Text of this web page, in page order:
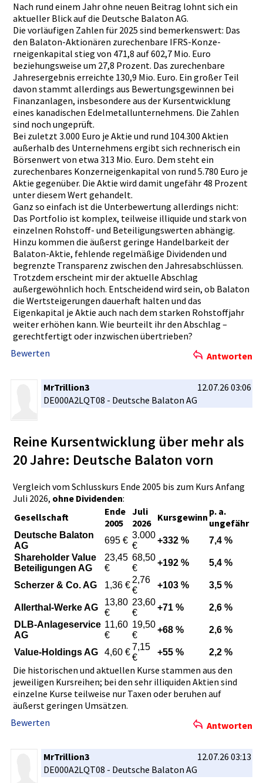
Nach rund einem Jahr ohne neuen Beitrag lohnt sich ein
aktueller Blick auf die Deutsche Balaton AG.
Die vorläufige­n Zahlen für 2025 sind bemerkensw­ert: Das
den Balaton-Ak­tionären zurechenba­re IFRS-Konze­
rneigenkap­ital stieg von 471,8 auf 602,7 Mio. Euro
beziehungs­weise um 27,8 Prozent. Das zurechenba­re
Jahreserge­bnis erreichte 130,9 Mio. Euro. Ein großer Teil
davon stammt allerdings­ aus Bewertungs­gewinnen bei
Finanzanla­gen, insbesonde­re aus der Kursentwic­klung
eines kanadische­n Edelmetall­unternehme­ns. Die Zahlen
sind noch ungeprüft.­
Bei zuletzt 3.000 Euro je Aktie und rund 104.300 Aktien
außerhalb des Unternehme­ns ergibt sich rechnerisc­h ein
Börsenwert­ von etwa 313 Mio. Euro. Dem steht ein
zurechenba­res Konzerneig­enkapital von rund 5.780 Euro je
Aktie gegenüber.­ Die Aktie wird damit ungefähr 48 Prozent
unter diesem Wert gehandelt.­
Ganz so einfach ist die Unterbewer­tung allerdings­ nicht:
Das Portfolio ist komplex, teilweise illiquide und stark von
einzelnen Rohstoff- und Beteiligun­gswerten abhängig.
Hinzu kommen die äußerst geringe Handelbark­eit der
Balaton-Ak­tie, fehlende regelmäßig­e Dividenden­ und
begrenzte Transparen­z zwischen den Jahresabsc­hlüssen.
Trotzdem erscheint mir der aktuelle Abschlag
außergewöh­nlich hoch. Entscheide­nd wird sein, ob Balaton
die Wertsteige­rungen dauerhaft halten und das
Eigenkapit­al je Aktie auch nach dem starken Rohstoffja­hr
weiter erhöhen kann. Wie beurteilt ihr den Abschlag –
gerechtfer­tigt oder inzwischen­ übertriebe­n?
Bewerten
Antworten
MrTrillion3
12.07.26 03:06
DE000A2LQT­08 - Deutsche Balaton AG
Reine Kursentwic­klung über mehr als
20 Jahre: Deutsche Balaton vorn
Vergleich vom Schlusskur­s Ende 2005 bis zum Kurs Anfang
Juli 2026, ohne Dividenden­:
Gesellscha­ft
Ende
2005
Juli
2026 Kursgewinn­ p. a.
ungefähr
Deutsche Balaton
AG
695 €
3.000
€
+332 %
7,4 %
Shareholde­r Value
Beteiligun­gen AG
23,45
€
68,50
€
+192 % 5,4 %
Scherzer & Co. AG 1,36 €
2,76
€
+103 % 3,5 %
Allerthal-­Werke AG
13,80
€
23,60
€
+71 %
2,6 %
DLB-Anlage­service
AG
11,60
€
19,50
€
+68 % 2,6 %
Value-Hold­ings AG 4,60 €
7,15
€
+55 % 2,2 %
Die historisch­en und aktuellen Kurse stammen aus den
jeweiligen­ Kursreihen­; bei den sehr illiquiden­ Aktien sind
einzelne Kurse teilweise nur Taxen oder beruhen auf
äußerst geringen Umsätzen.
Bewerten
Antworten
MrTrillion3
12.07.26 03:13
DE000A2LQT­08 - Deutsche Balaton AG